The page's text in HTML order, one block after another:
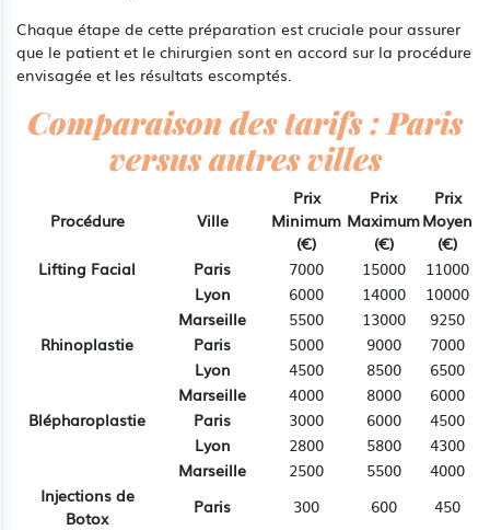
Chaque étape de cette préparation est cruciale pour assurer
que le patient et le chirurgien sont en accord sur la procédure
envisagée et les résultats escomptés.
Comparaison des tarifs : Paris
versus autres villes
Procédure Ville
Prix
Minimum
(€)
Prix
Maximum
(€)
Prix
Moyen
(€)
Lifting Facial
Paris 7000 15000
11000
Lyon
6000 14000
10000
Marseille
5500 13000
9250
Rhinoplastie
Paris 5000 9000
7000
Lyon
4500 8500
6500
Marseille
4000 8000
6000
Blépharoplastie
Paris 3000 6000
4500
Lyon
2800 5800
4300
Marseille
2500 5500
4000
Injections de
Botox
Paris 300 600
450